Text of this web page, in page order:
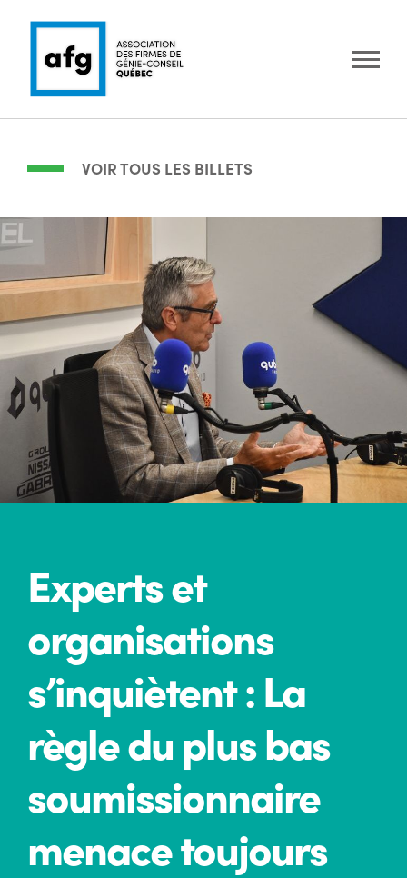
VOIR TOUS LES BILLETS
Experts et
organisations
s’inquiètent : La
règle du plus bas
soumissionnaire
menace toujours